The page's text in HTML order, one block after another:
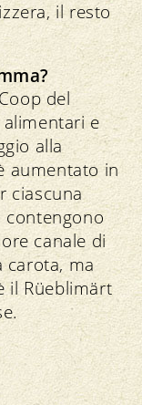
il resto
del
e
alla
aumentato in
ciascuna
contengono
canale di
carota, ma
il Rüeblimärt